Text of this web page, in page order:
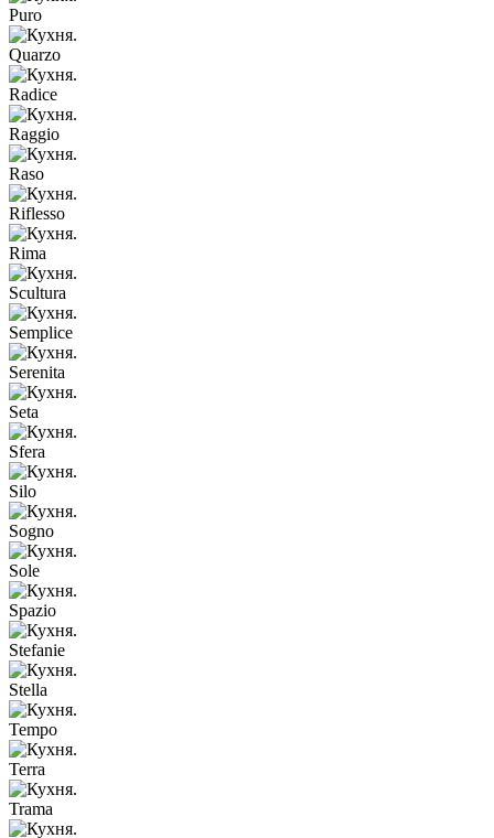
Puro
Quarzo
Radice
Raggio
Raso
Riflesso
Rima
Scultura
Semplice
Serenita
Seta
Sfera
Silo
Sogno
Sole
Spazio
Stefanie
Stella
Tempo
Terra
Trama